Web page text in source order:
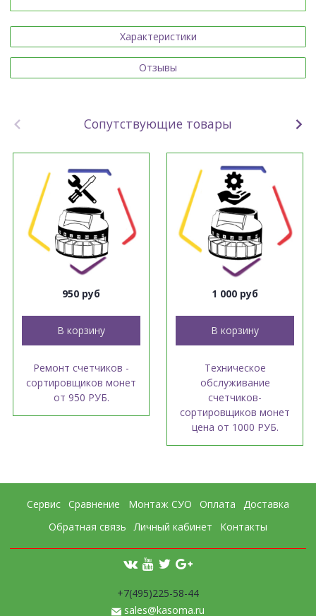
Характеристики
Отзывы
Сопутствующие товары
950 руб
В корзину
Ремонт счетчиков -
сортировщиков монет
от 950 РУБ.
1 000 руб
В корзину
Техническое
обслуживание
счетчиков-
сортировщиков монет
цена от 1000 РУБ.
Сервис Сравнение Монтаж СУО Оплата
Доставка
Обратная связь
Личный кабинет Контакты
+7(495)225-58-44
sales@kasoma.ru